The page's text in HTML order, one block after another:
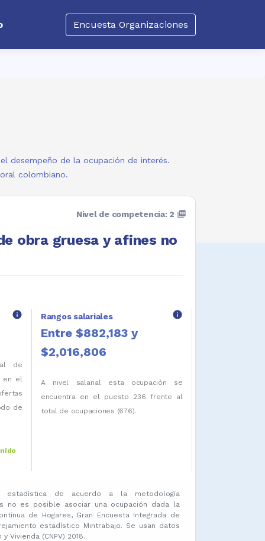
Encuesta Organizaciones
desempeño de la ocupación de interés.
colombiano.
obra gruesa y afines no
Nivel de competencia: 2 picture_as_pdf
info
de
en el
de
Rangos salariales info
Entre $882,183 y
$2,016,806
A nivel salarial esta ocupación se
encuentra en el puesto 236 frente al
total de ocupaciones (676).
de acuerdo a la metodología
no es posible asociar una ocupación dada la
de Hogares, Gran Encuesta Integrada de
estadístico Mintrabajo. Se usan datos
(CNPV) 2018.